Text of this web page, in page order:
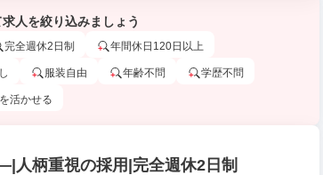
人を絞り込みましょう
完全週休2日制 年間休日120日以上
服装自由 年齢不問 学歴不問
活かせる
人柄重視の採用|完全週休2日制